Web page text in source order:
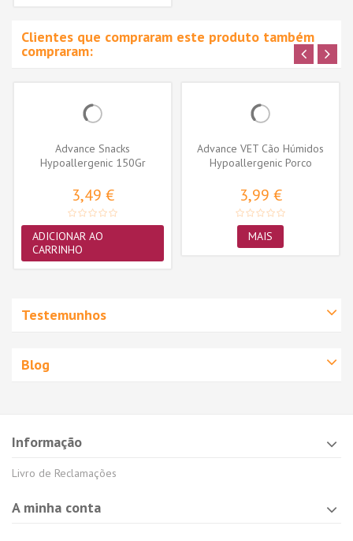
Clientes que compraram este produto também
compraram:
Advance Snacks
Hypoallergenic 150Gr
3,49 €
ADICIONAR AO
CARRINHO
Advance VET Cão Húmidos
Hypoallergenic Porco
3,99 €
MAIS
Testemunhos
Blog
Informação
Livro de Reclamações
A minha conta